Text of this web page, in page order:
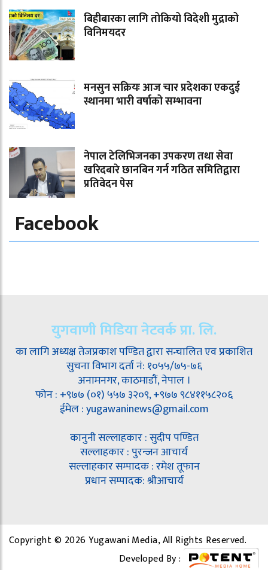
बिहीबारका लागि तोकियो विदेशी मुद्राको
विनिमयदर
मनसुन सक्रियः आज चार प्रदेशका एकदुई
स्थानमा भारी वर्षाको सम्भावना
नेपाल टेलिभिजनका उपकरण तथा सेवा
खरिदबारे छानबिन गर्न गठित समितिद्वारा
प्रतिवेदन पेस
Facebook
युगवाणी मिडिया नेटवर्क प्रा. लि.
का लागि अध्यक्ष तेजप्रकाश पण्डित द्वारा सन्चालित एव प्रकाशित
सुचना विभाग दर्ता नं: १०५५/७५-७६
अनामनगर, काठमाडौं, नेपाल ।
फोन : +९७७ (०१) ५५७ ३२०९, +९७७ ९८४११५८२०६
ईमेल : yugawaninews@gmail.com
कानुनी सल्लाहकार : सुदीप पण्डित
सल्लाहकार : पुरन्जन आचार्य
सल्लाहकार सम्पादक : रमेश तूफान
प्रधान सम्पादक: श्रीआचार्य
Copyright © 2026 Yugawani Media, All Rights Reserved.
Developed By :